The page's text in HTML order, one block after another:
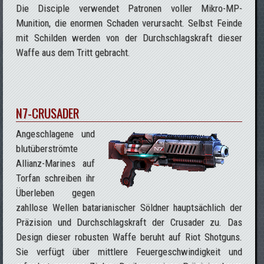
Die Disciple verwendet Patronen voller Mikro-MP-
Munition, die enormen Schaden verursacht. Selbst Feinde
mit Schilden werden von der Durchschlagskraft dieser
Waffe aus dem Tritt gebracht.
N7-CRUSADER
Angeschlagene und
blutüberströmte
Allianz-Marines auf
Torfan schreiben ihr
Überleben gegen
zahllose Wellen batarianischer Söldner hauptsächlich der
Präzision und Durchschlagskraft der Crusader zu. Das
Design dieser robusten Waffe beruht auf Riot Shotguns.
Sie verfügt über mittlere Feuergeschwindigkeit und